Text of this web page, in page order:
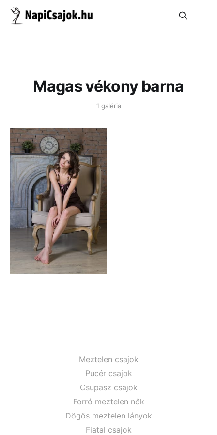
Magas vékony barna
1 galéria
Meztelen csajok
Pucér csajok
Csupasz csajok
Forró meztelen nők
Dögös meztelen lányok
Fiatal csajok